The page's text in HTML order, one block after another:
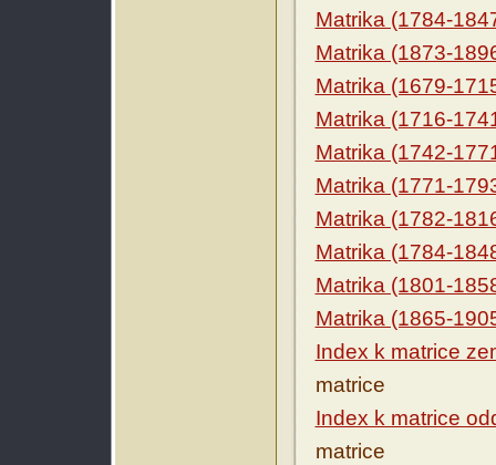
Matrika (1784-
Matrika (1873-
Matrika (1679-
Matrika (1716-
Matrika (1742-
Matrika (1771-
Matrika (1782-
Matrika (1784-
Matrika (1801-
Matrika (1865-
Index k matrice
matrice
Index k matrice
matrice